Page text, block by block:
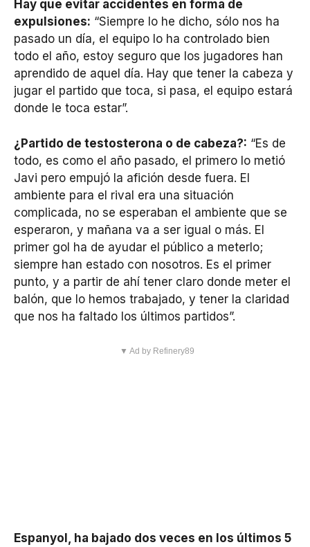
Hay que evitar accidentes en forma de
expulsiones: “Siempre lo he dicho, sólo nos ha
pasado un día, el equipo lo ha controlado bien
todo el año, estoy seguro que los jugadores han
aprendido de aquel día. Hay que tener la cabeza y
jugar el partido que toca, si pasa, el equipo estará
donde le toca estar”.
¿Partido de testosterona o de cabeza?: “Es de
todo, es como el año pasado, el primero lo metió
Javi pero empujó la afición desde fuera. El
ambiente para el rival era una situación
complicada, no se esperaban el ambiente que se
esperaron, y mañana va a ser igual o más. El
primer gol ha de ayudar el público a meterlo;
siempre han estado con nosotros. Es el primer
punto, y a partir de ahí tener claro donde meter el
balón, que lo hemos trabajado, y tener la claridad
que nos ha faltado los últimos partidos”.
▼ Ad by Refinery89
Espanyol, ha bajado dos veces en los últimos 5